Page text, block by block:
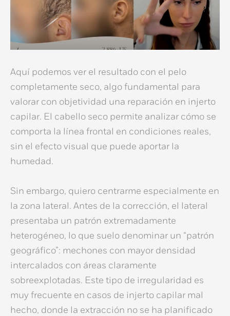
Aquí podemos ver el resultado con el pelo
completamente seco, algo fundamental para
valorar con objetividad una reparación en injerto
capilar. El cabello seco permite analizar cómo se
comporta la línea frontal en condiciones reales,
sin el efecto visual que puede aportar la
humedad.
Sin embargo, quiero centrarme especialmente en
la zona lateral. Antes de la corrección, el lateral
presentaba un patrón extremadamente
heterogéneo, lo que suelo denominar un “patrón
geográfico”: mechones con mayor densidad
intercalados con áreas claramente
sobreexplotadas. Este tipo de irregularidad es
muy frecuente en casos de injerto capilar mal
hecho, donde la extracción no se ha planificado